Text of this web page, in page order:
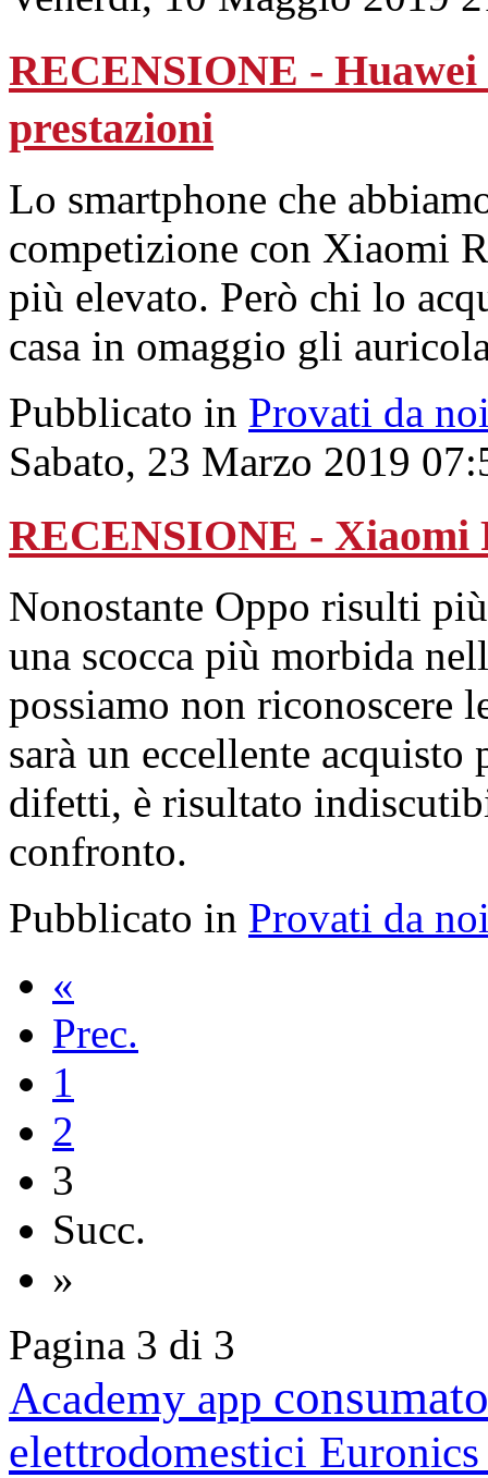
RECENSIONE - Huawei
prestazioni
Lo smartphone che
competizione con Xiaomi
più elevato. Però chi lo
casa in omaggio gli
Pubblicato in Provati da
Sabato, 23 Marzo 2019
RECENSIONE - Xiaomi
Nonostante Oppo risulti
una scocca più morbida
possiamo non riconoscere
sarà un eccellente
difetti, è risultato
confronto.
Pubblicato in Provati da
«
Prec.
1
2
3
Succ.
»
Pagina 3 di 3
Academy app
elettrodomestici